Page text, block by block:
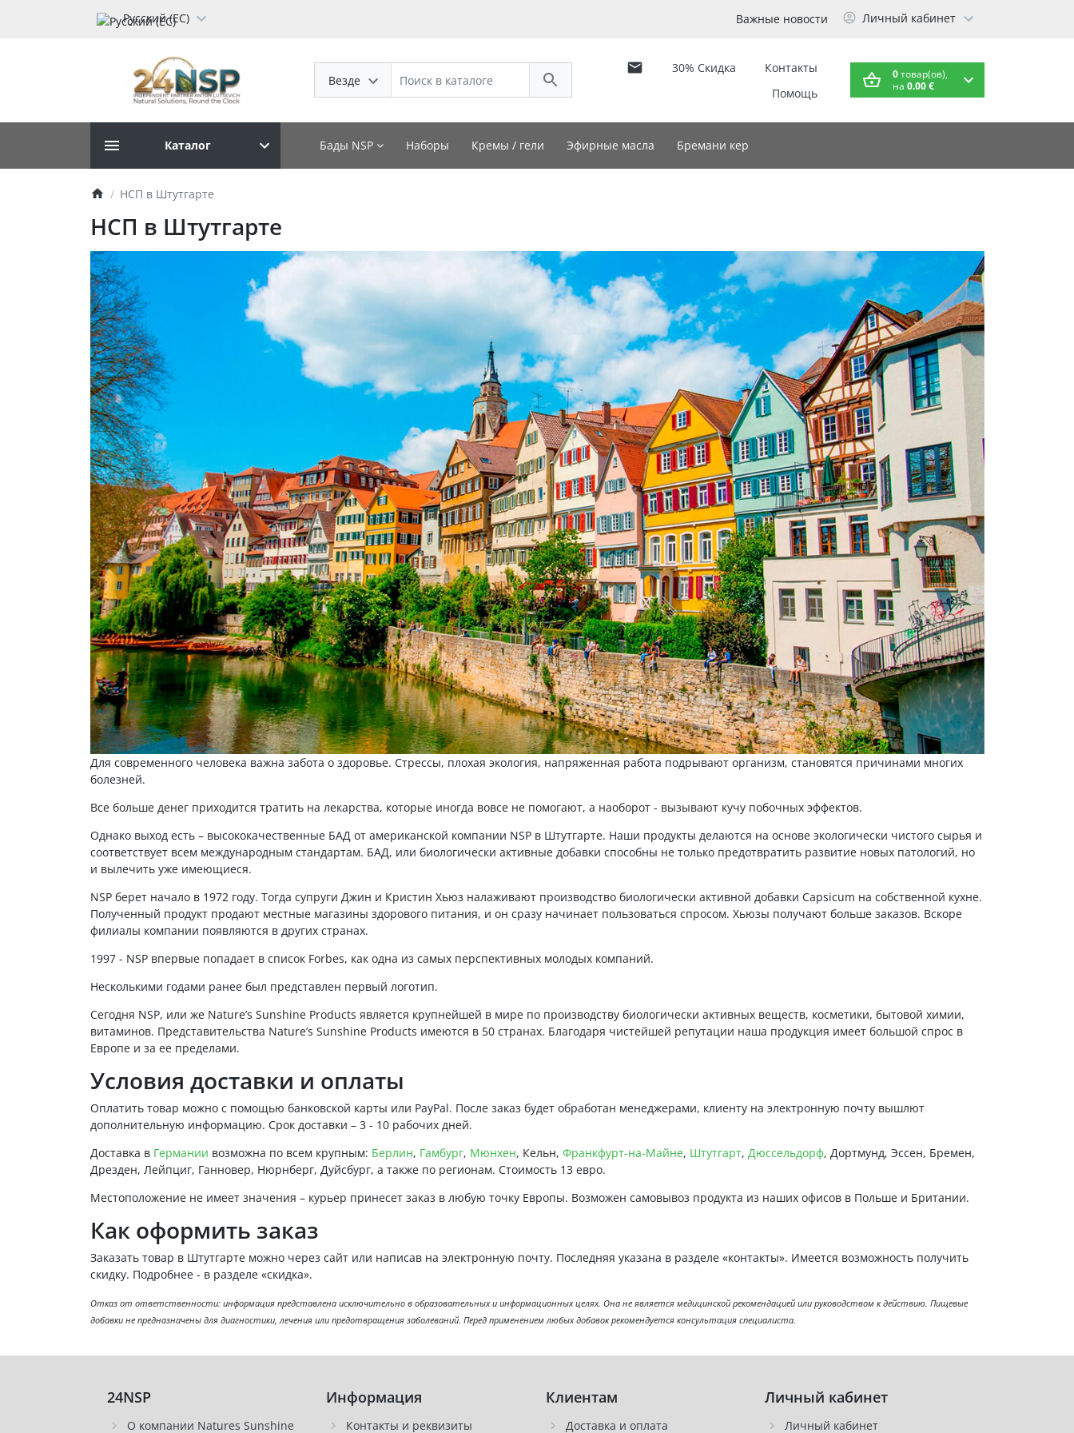
Русский (ЕС) Важные новости Личный кабинет
30% Скидка
Контакты
Помощь
Везде 0товар(ов),
на 0.00 €
Каталог Бады NSP Наборы Кремы / гели Эфирные масла Бремани кер
НСП в Штутгарте
НСП в Штутгарте
Для современного человека важна забота о здоровье. Стрессы, плохая экология, напряженная работа подрывают организм, становятся причинами многих
болезней.
Все больше денег приходится тратить на лекарства, которые иногда вовсе не помогают, а наоборот - вызывают кучу побочных эффектов.
Однако выход есть – высококачественные БАД от американской компании NSP в Штутгарте. Наши продукты делаются на основе экологически чистого сырья и
соответствует всем международным стандартам. БАД, или биологически активные добавки способны не только предотвратить развитие новых патологий, но
и вылечить уже имеющиеся.
NSP берет начало в 1972 году. Тогда супруги Джин и Кристин Хьюз налаживают производство биологически активной добавки Capsicum на собственной кухне.
Полученный продукт продают местные магазины здорового питания, и он сразу начинает пользоваться спросом. Хьюзы получают больше заказов. Вскоре
филиалы компании появляются в других странах.
1997 - NSP впервые попадает в список Forbes, как одна из самых перспективных молодых компаний.
Несколькими годами ранее был представлен первый логотип.
Сегодня NSP, или же Nature’s Sunshine Products является крупнейшей в мире по производству биологически активных веществ, косметики, бытовой химии,
витаминов. Представительства Nature’s Sunshine Products имеются в 50 странах. Благодаря чистейшей репутации наша продукция имеет большой спрос в
Европе и за ее пределами.
Условия доставки и оплаты
Оплатить товар можно с помощью банковской карты или PayPal. После заказ будет обработан менеджерами, клиенту на электронную почту вышлют
дополнительную информацию. Срок доставки – 3 - 10 рабочих дней.
Доставка в Германии возможна по всем крупным: Берлин, Гамбург, Мюнхен, Кельн, Франкфурт-на-Майне, Штутгарт, Дюссельдорф, Дортмунд, Эссен, Бремен,
Дрезден, Лейпциг, Ганновер, Нюрнберг, Дуйсбург, а также по регионам. Стоимость 13 евро.
Местоположение не имеет значения – курьер принесет заказ в любую точку Европы. Возможен самовывоз продукта из наших офисов в Польше и Британии.
Как оформить заказ
Заказать товар в Штутгарте можно через сайт или написав на электронную почту. Последняя указана в разделе «контакты». Имеется возможность получить
скидку. Подробнее - в разделе «скидка».
Отказ от ответственности: информация представлена исключительно в образовательных и информационных целях. Она не является медицинской рекомендацией или руководством к действию. Пищевые
добавки не предназначены для диагностики, лечения или предотвращения заболеваний. Перед применением любых добавок рекомендуется консультация специалиста.
24NSP
О компании Natures Sunshine
Информация
Контакты и реквизиты
Клиентам
Доставка и оплата
Личный кабинет
Личный кабинет